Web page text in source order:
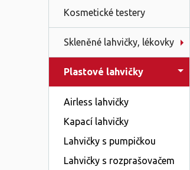
Kosmetické testery
Skleněné lahvičky, lékovky
Plastové lahvičky
Airless lahvičky
Kapací lahvičky
Lahvičky s pumpičkou
Lahvičky s rozprašovačem